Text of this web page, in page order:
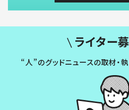
ライター募
“人”のグッドニュースの取材・